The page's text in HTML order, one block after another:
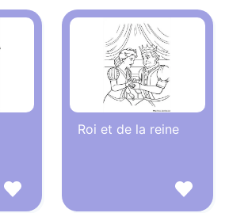
Roi et de la reine